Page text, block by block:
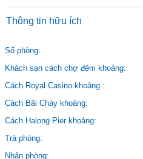
Thông tin hữu ích
Số phòng:
Khách sạn cách chợ đêm khoảng:
Cách Royal Casino khoảng :
Cách Bãi Cháy khoảng:
Cách Halong Pier khoảng:
Trả phòng:
Nhận phòng: